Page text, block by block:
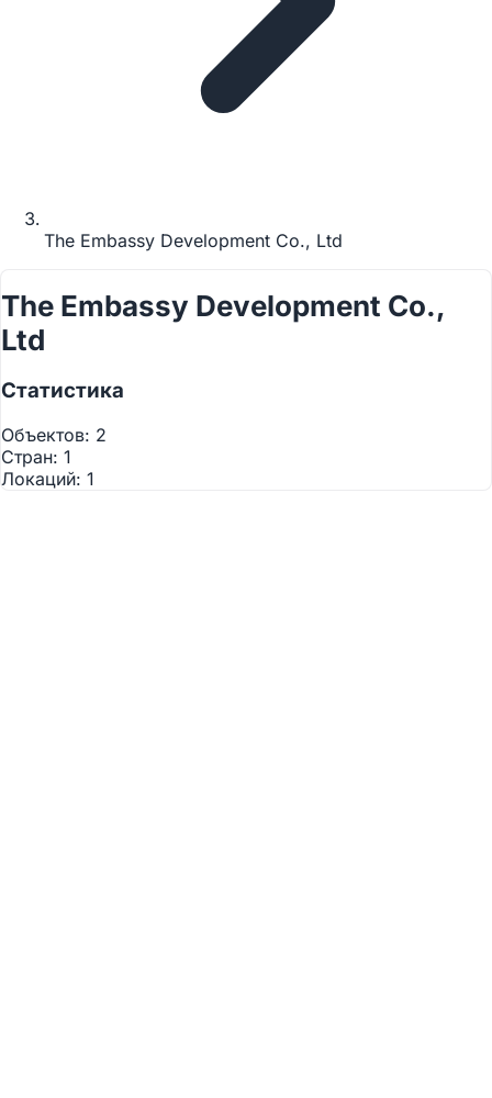
The Embassy Development Co., Ltd
The Embassy Development Co.,
Ltd
Статистика
Объектов: 2
Стран: 1
Локаций: 1